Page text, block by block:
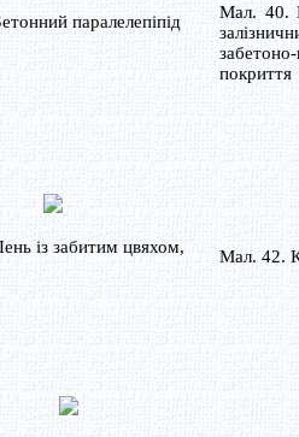
паралелепіпід
Мал. 40.
покриття
із забитим цвяхом,
Мал. 42.